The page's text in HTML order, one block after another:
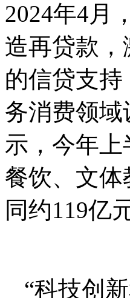
2024年4月
造再贷款
的信贷支
务消费领
示，今年
餐饮、文
同约119亿
“科技创